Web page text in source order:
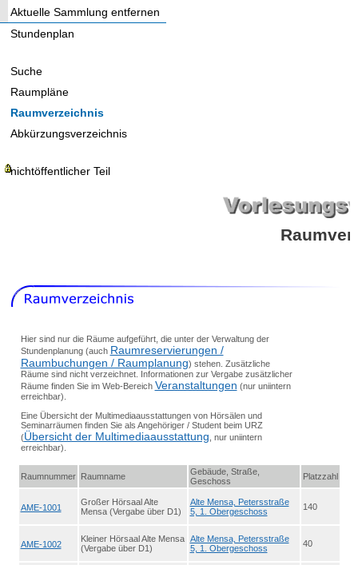
Aktuelle Sammlung entfernen
Stundenplan
Suche
Raumpläne
Raumverzeichnis
Abkürzungsverzeichnis
nichtöffentlicher Teil
Hier sind nur die Räume aufgeführt, die unter der Verwaltung der
Stundenplanung (auch Raumreservierungen /
Raumbuchungen / Raumplanung) stehen. Zusätzliche
Räume sind nicht verzeichnet. Informationen zur Vergabe zusätzlicher
Räume finden Sie im Web-Bereich Veranstaltungen (nur uniintern
erreichbar).
Eine Übersicht der Multimediaausstattungen von Hörsälen und
Seminarräumen finden Sie als Angehöriger / Student beim URZ
(Übersicht der Multimediaausstattung , nur uniintern
erreichbar).
Raumnummer Raumname
Gebäude, Straße,
Geschoss
Platzzahl
AME-1001
Großer Hörsaal Alte
Mensa (Vergabe über D1)
Alte Mensa, Petersstraße
5, 1. Obergeschoss
140
AME-1002
Kleiner Hörsaal Alte Mensa
(Vergabe über D1)
Alte Mensa, Petersstraße
5, 1. Obergeschoss
40